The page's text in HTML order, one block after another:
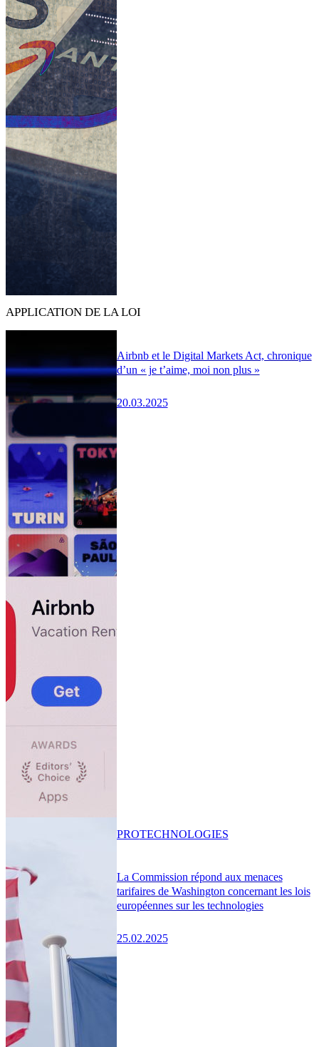
APPLICATION DE LA LOI
Airbnb et le Digital Markets Act, chronique
d’un « je t’aime, moi non plus »
20.03.2025
La Commission répond aux menaces
tarifaires de Washington concernant les lois
européennes sur les technologies
25.02.2025
PROTECHNOLOGIES